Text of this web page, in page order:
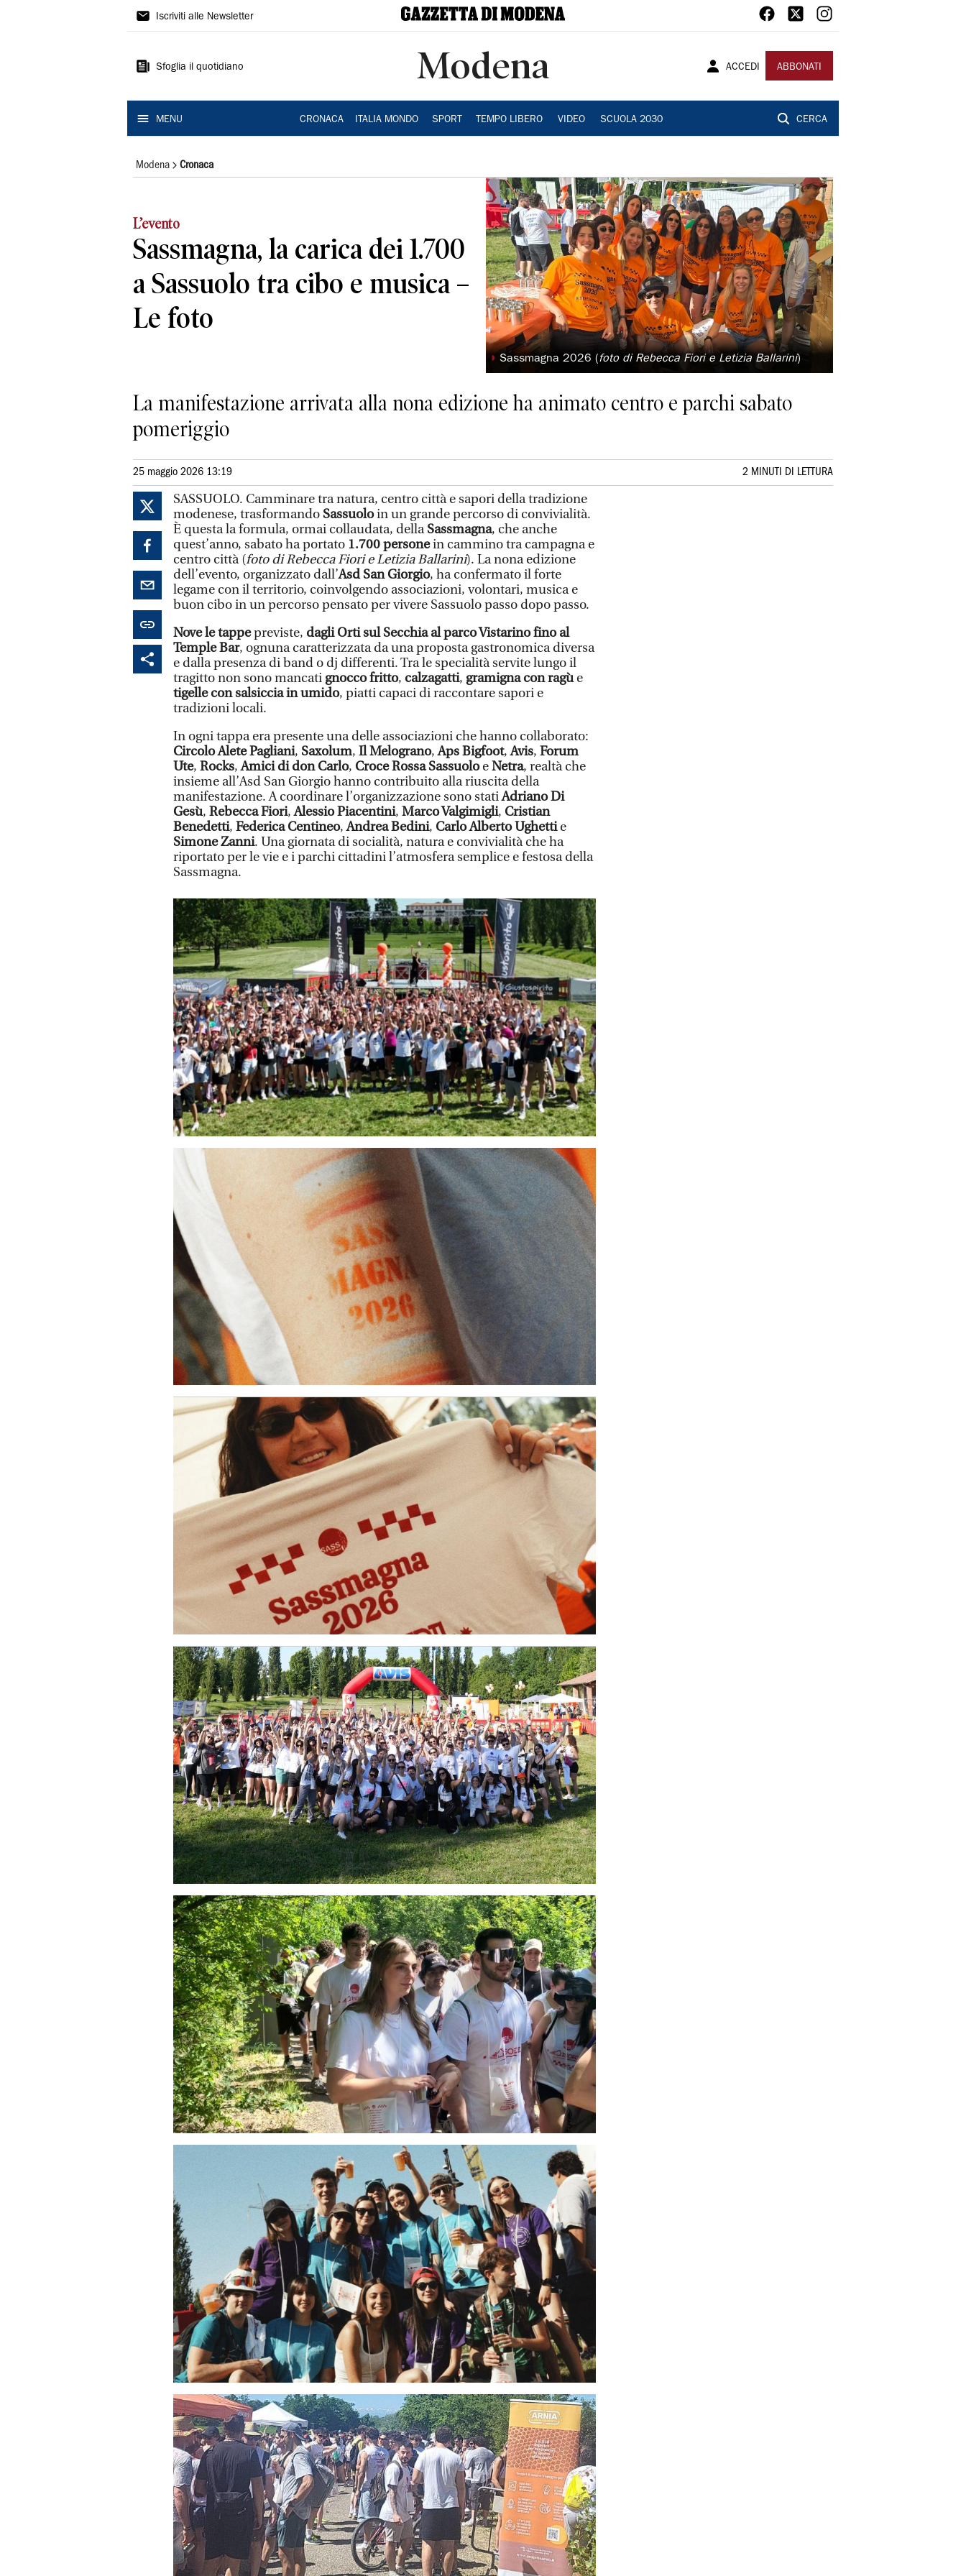
Gazzetta
Modena
Iscriviti alle Newsletter
Sfoglia il quotidiano Modena ACCEDI ABBONATI
MENU CRONACA ITALIA MONDO SPORT TEMPO LIBERO VIDEO SCUOLA 2030 CERCA
Modena Cronaca
L’evento
Sassmagna, la carica dei 1.700
a Sassuolo tra cibo e musica –
Le foto
◗ Sassmagna 2026 (foto di Rebecca Fiori e Letizia Ballarini)
La manifestazione arrivata alla nona edizione ha animato centro e parchi sabato
pomeriggio
25 maggio 2026 13:19 2 MINUTI DI LETTURA
SASSUOLO. Camminare tra natura, centro città e sapori della tradizione
modenese, trasformando Sassuoloin un grande percorso di convivialità.
È questa la formula, ormai collaudata, dellaSassmagna, che anche
quest’anno, sabato ha portato 1.700 personein cammino tra campagna e
centro città (foto di Rebecca Fiori e Letizia Ballarini). La nona edizione
dell’evento, organizzato dall’Asd San Giorgio, ha confermato il forte
legame con il territorio, coinvolgendo associazioni, volontari, musica e
buon cibo in un percorso pensato per vivere Sassuolo passo dopo passo.
Nove le tappepreviste, dagli Orti sul Secchia al parco Vistarino fino al
Temple Bar, ognuna caratterizzata da una proposta gastronomica diversa
e dalla presenza di band o dj differenti. Tra le specialità servite lungo il
tragitto non sono mancati gnocco fritto, calzagatti, gramigna con ragùe
tigelle con salsiccia in umido, piatti capaci di raccontare sapori e
tradizioni locali.
In ogni tappa era presente una delle associazioni che hanno collaborato:
Circolo Alete Pagliani, Saxolum, Il Melograno,Aps Bigfoot,Avis, Forum
Ute, Rocks,Amici di don Carlo, Croce Rossa SassuoloeNetra, realtà che
insieme all’Asd San Giorgio hanno contribuito alla riuscita della
manifestazione. A coordinare l’organizzazione sono statiAdriano Di
Gesù, Rebecca Fiori,Alessio Piacentini, Marco Valgimigli, Cristian
Benedetti, Federica Centineo,Andrea Bedini, Carlo Alberto Ughettie
Simone Zanni. Una giornata di socialità, natura e convivialità che ha
riportato per le vie e i parchi cittadini l’atmosfera semplice e festosa della
Sassmagna.